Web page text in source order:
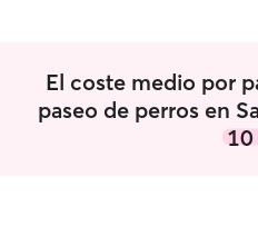
El coste medio por
paseo de perros en
10